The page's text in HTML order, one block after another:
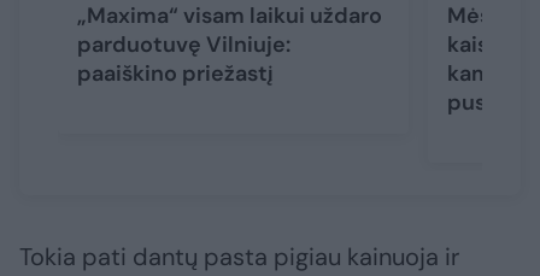
„Maxima“ visam laikui uždaro
parduotuvę Vilniuje:
paaiškino priežastį
kaista
kam
pusmetį
Tokia pati dantų pasta pigiau kainuoja ir